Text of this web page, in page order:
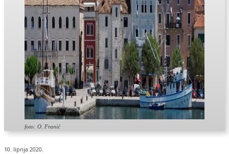
foto: O. Franić
10. lipnja 2020.